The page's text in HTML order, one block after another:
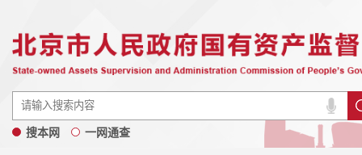
搜本网 一网通查